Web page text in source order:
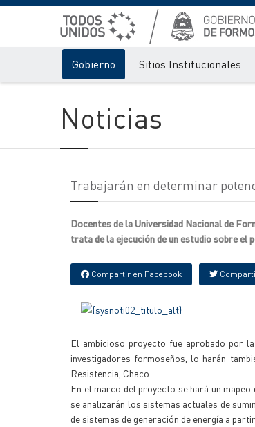
Gobierno Sitios Institucionales
Noticias
Trabajarán en determinar
Docentes de la Universidad Nacional de
trata de la ejecución de un estudio sobre
Compartir en Facebook
El ambicioso proyecto fue aprobado por
investigadores formoseños, lo harán
Resistencia, Chaco.
En el marco del proyecto se hará un
se analizarán los sistemas actuales de
de sistemas de generación de energía a